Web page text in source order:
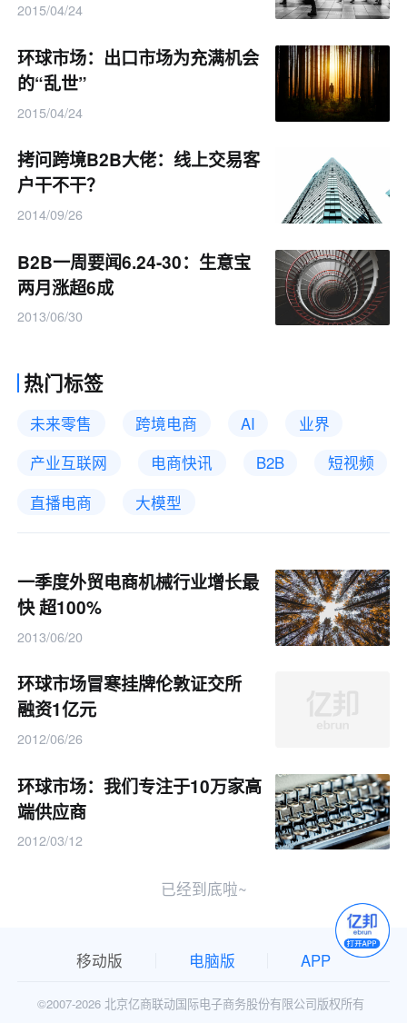
2015/04/24
环球市场：出口市场为充满机会
的“乱世”
2015/04/24
拷问跨境B2B大佬：线上交易客
户干不干？
2014/09/26
B2B一周要闻6.24-30：生意宝
两月涨超6成
2013/06/30
热门标签
未来零售 跨境电商 AI
业界
产业互联网
电商快讯 B2B
短视频
直播电商
大模型
一季度外贸电商机械行业增长最
快 超100%
2013/06/20
环球市场冒寒挂牌伦敦证交所
融资1亿元
2012/06/26
环球市场：我们专注于10万家高
端供应商
2012/03/12
已经到底啦~
移动版 电脑版 APP
©2007-2026 北京亿商联动国际电子商务股份有限公司版权所有